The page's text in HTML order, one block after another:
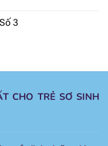
3
CHO TRẺ SƠ SINH